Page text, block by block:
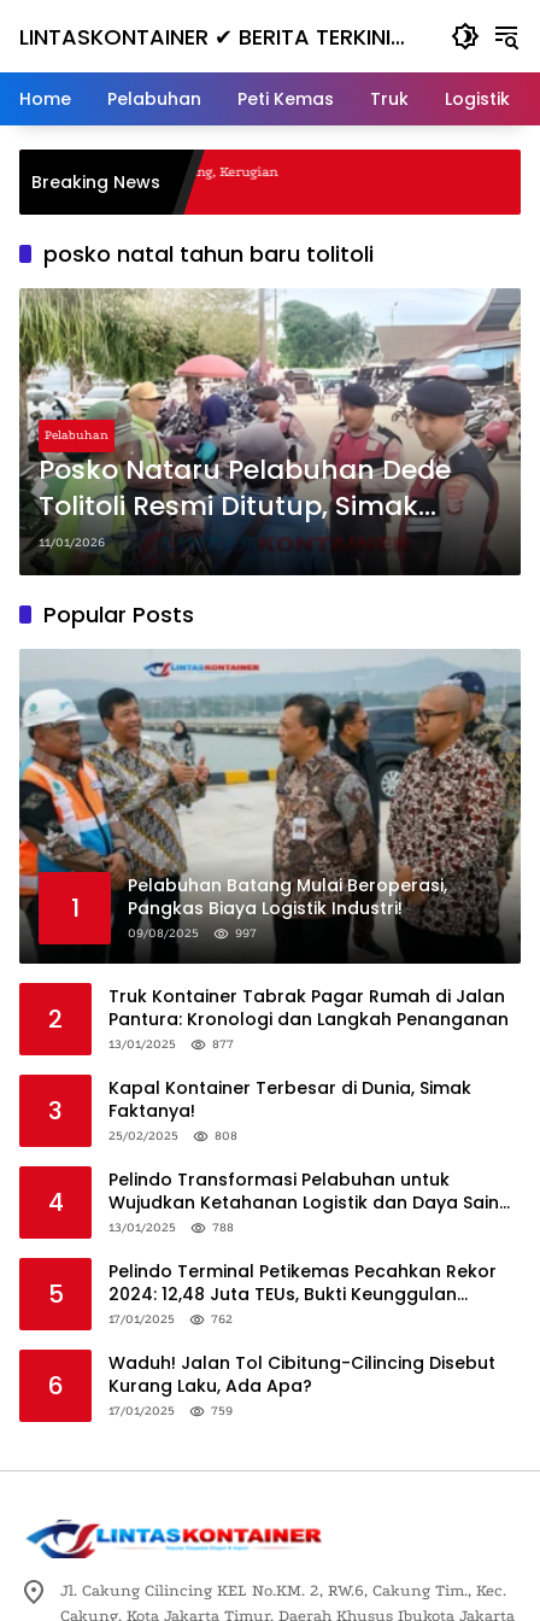
LINTASKONTAINER ✔ BERITA TERKINI
KONTAINER TERBARU HARI INI
Home Pelabuhan Peti Kemas Truk Logistik
Breaking News
Nanjak, Masuk ke Jurang, Kerugian
posko natal tahun baru tolitoli
Pelabuhan
Posko Nataru Pelabuhan Dede
Tolitoli Resmi Ditutup, Simak
Penjelasannya!
11/01/2026
Popular Posts
1
Pelabuhan Batang Mulai Beroperasi,
Pangkas Biaya Logistik Industri!
09/08/2025 997
2
Truk Kontainer Tabrak Pagar Rumah di Jalan
Pantura: Kronologi dan Langkah Penanganan
13/01/2025 877
3
Kapal Kontainer Terbesar di Dunia, Simak
Faktanya!
25/02/2025 808
4
Pelindo Transformasi Pelabuhan untuk
Wujudkan Ketahanan Logistik dan Daya Saing
Global
13/01/2025 788
5
Pelindo Terminal Petikemas Pecahkan Rekor
2024: 12,48 Juta TEUs, Bukti Keunggulan
Logistik Nasional
17/01/2025 762
6
Waduh! Jalan Tol Cibitung-Cilincing Disebut
Kurang Laku, Ada Apa?
17/01/2025 759
Jl. Cakung Cilincing KEL No.KM. 2, RW.6, Cakung Tim., Kec.
Cakung, Kota Jakarta Timur, Daerah Khusus Ibukota Jakarta